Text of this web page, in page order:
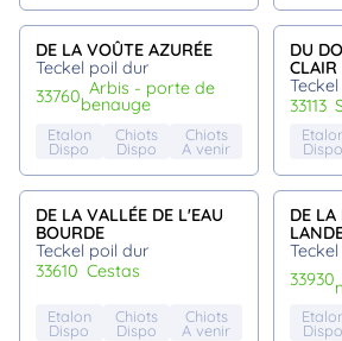
DE LA VOÛTE AZURÉE
Teckel poil dur
33760 arbis - porte de
benauge
Etalon
Dispo
Chiots
Dispo
Chiots
A venir
DU
CLAIR
33113
Dispo
DE LA VALLÉE DE L'EAU
BOURDE
Teckel poil dur
33610
cestas
Etalon
Dispo
Chiots
Dispo
Chiots
A venir
DE LA
33930
Dispo